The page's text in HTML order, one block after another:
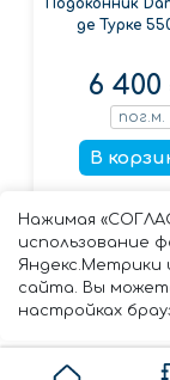
Подоконник
де Турке
6 400
пог.м.
В
Нажимая
использование
Яндекс.Метрики
сайта. Вы
настройках